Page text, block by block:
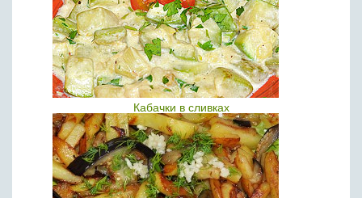
Кабачки в сливках